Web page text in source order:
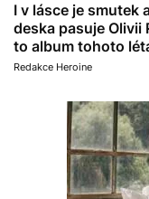
I v lásce je smutek
deska pasuje Olivii
to album tohoto
Redakce Heroine